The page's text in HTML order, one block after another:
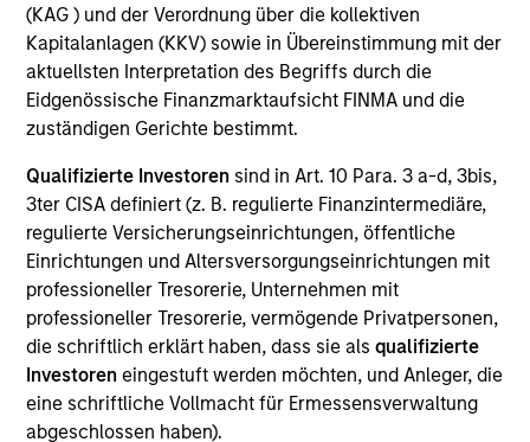
(KAG ) und der Verordnung über die kollektiven
Kapitalanlagen (KKV) sowie in Übereinstimmung mit der
aktuellsten Interpretation des Begriffs durch die
Eidgenössische Finanzmarktaufsicht FINMA und die
zuständigen Gerichte bestimmt.
Qualifizierte Investoren sind in Art. 10 Para. 3 a-d, 3bis,
3ter CISA definiert (z. B. regulierte Finanzintermediäre,
regulierte Versicherungseinrichtungen, öffentliche
Einrichtungen und Altersversorgungseinrichtungen mit
professioneller Tresorerie, Unternehmen mit
professioneller Tresorerie, vermögende Privatpersonen,
die schriftlich erklärt haben, dass sie alsqualifizierte
Investoren eingestuft werden möchten, und Anleger, die
eine schriftliche Vollmacht für Ermessensverwaltung
abgeschlossen haben).
United States
Invested on
Jun 2001
Transaction Type
Follow-On
Realization Date
Jan 2004
Develops nitric oxide enhanced medicines.